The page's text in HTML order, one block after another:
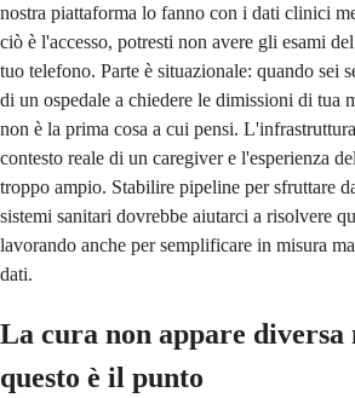
nostra piattaforma lo fanno con i dati clinici
ciò è l'accesso, potresti non avere gli esami
tuo telefono. Parte è situazionale: quando sei
di un ospedale a chiedere le dimissioni di tua
non è la prima cosa a cui pensi.
contesto reale di un caregiver e l'esperienza
troppo ampio. Stabilire pipeline per sfruttare
sistemi sanitari dovrebbe aiutarci a risolvere
lavorando anche per semplificare in misura
dati.
La cura non appare diversa
questo è il punto